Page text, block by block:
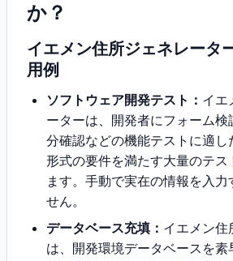
か？
イエメン住所ジェネレータ
用例
ソフトウェア開発テスト： イエ
ーターは、開発者にフォーム
分確認などの機能テストに適
形式の要件を満たす大量のテス
ます。手動で実在の情報を入力
せん。
データベース充填： イエメン住
は、開発環境データベースを素